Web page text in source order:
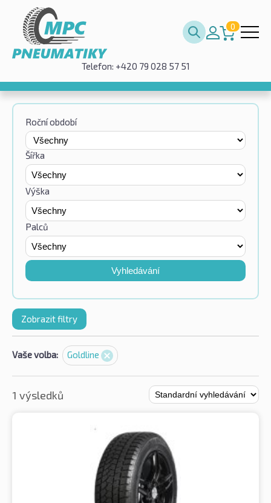
0
Telefon: +420 79 028 57 51
Roční období
Šířka
Výška
Palců
Vyhledávání
Zobrazit filtry
Vaše volba: Goldline
1 výsledků